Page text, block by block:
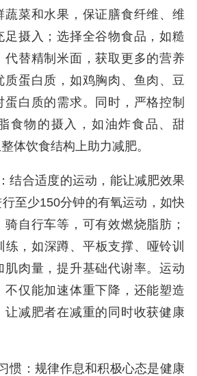
蔬菜和水果，保证膳食纤维、维
足摄入；选择全谷物食品，如糙
代替精制米面，获取更多的营养
质蛋白质，如鸡胸肉、鱼肉、豆
白质的需求。同时，严格控制
食物的摄入，如油炸食品、甜
体饮食结构上助力减肥。
结合适度的运动，能让减肥效果
至少150分钟的有氧运动，如快
自行车等，可有效燃烧脂肪；
，如深蹲、平板支撑、哑铃训
肌肉量，提升基础代谢率。运动
不仅能加速体重下降，还能塑造
让减肥者在减重的同时收获健康
惯：规律作息和积极心态是健康